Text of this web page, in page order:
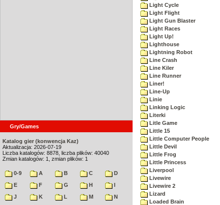
Gry/Games
Katalog gier (konwencja Kaz)
Aktualizacja: 2026-07-19
Liczba katalogów: 8878, liczba plików: 40040
Zmian katalogów: 1, zmian plików: 1
0-9 A B C
D
E
F G H
I
J
K L M
N
Light Cycle
Light Flight
Light Gun Blaster
Light Races
Light Up!
Lighthouse
Lightning Robot
Line Crash
Line Kiler
Line Runner
Liner!
Line-Up
Linie
Linking Logic
Literki
Litle Game
Little 15
Little Computer People
Little Devil
Little Frog
Little Princess
Liverpool
Livewire
Livewire 2
Lizard
Loaded Brain